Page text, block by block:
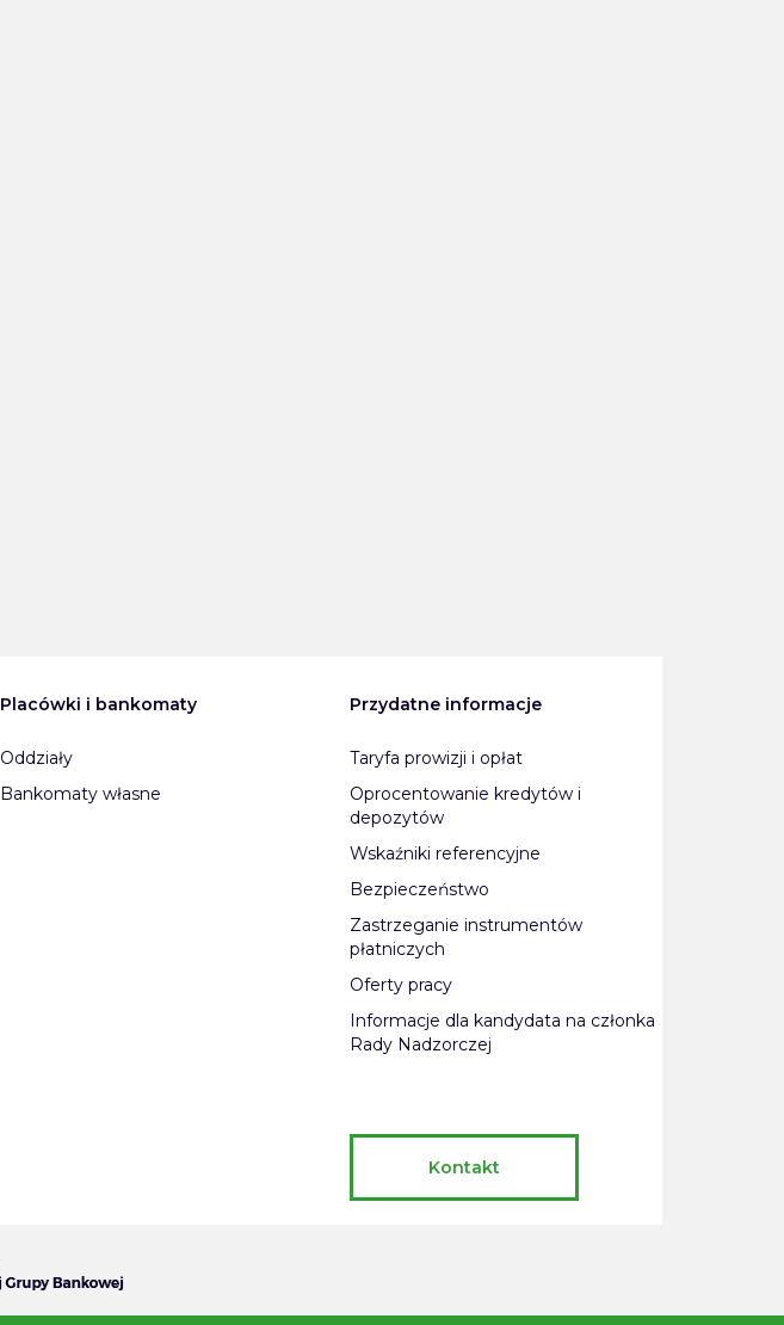
Placówki i bankomaty
Oddziały
Bankomaty własne
Przydatne informacje
Taryfa prowizji i opłat
Oprocentowanie kredytów i
depozytów
Wskaźniki referencyjne
Bezpieczeństwo
Zastrzeganie instrumentów
płatniczych
Oferty pracy
Informacje dla kandydata na członka
Rady Nadzorczej
Kontakt